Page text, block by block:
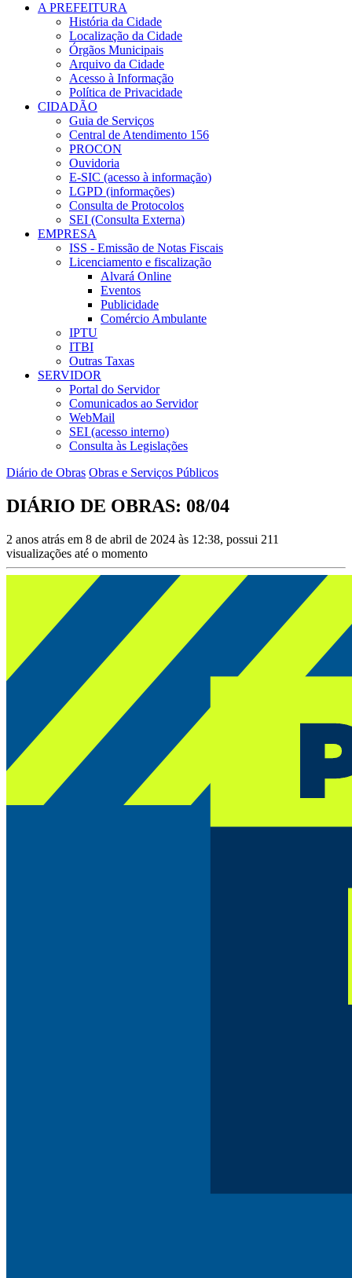
A PREFEITURA
História da Cidade
Localização da Cidade
Órgãos Municipais
Arquivo da Cidade
Acesso à Informação
Política de Privacidade
CIDADÃO
Guia de Serviços
Central de Atendimento 156
PROCON
Ouvidoria
E-SIC (acesso à informação)
LGPD (informações)
Consulta de Protocolos
SEI (Consulta Externa)
EMPRESA
ISS - Emissão de Notas Fiscais
Licenciamento e fiscalização
Alvará Online
Eventos
Publicidade
Comércio Ambulante
IPTU
ITBI
Outras Taxas
SERVIDOR
Portal do Servidor
Comunicados ao Servidor
WebMail
SEI (acesso interno)
Consulta às Legislações
Diário de Obras Obras e Serviços Públicos
DIÁRIO DE OBRAS: 08/04
2 anos atrás em 8 de abril de 2024 às 12:38, possui 211
visualizações até o momento